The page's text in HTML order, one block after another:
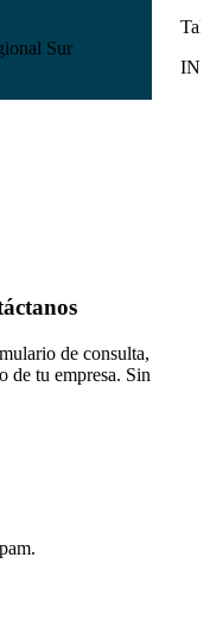
Sur
de consulta,
de tu empresa. Sin